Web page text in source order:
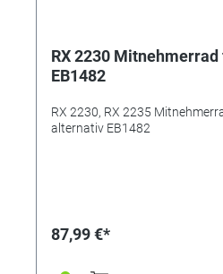
RX 2230
EB1482
RX 2230, RX 2235
alternativ EB1482
87,99 €*